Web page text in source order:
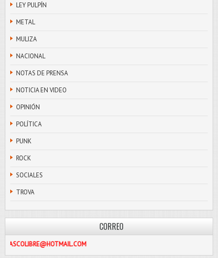
LEY PULPÍN
METAL
MULIZA
NACIONAL
NOTAS DE PRENSA
NOTICIA EN VIDEO
OPINIÓN
POLÍTICA
PUNK
ROCK
SOCIALES
TROVA
CORREO
PASCOLIBRE@HOTMAIL.COM